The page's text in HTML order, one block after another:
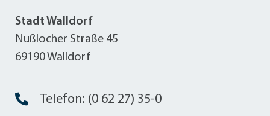
Stadt Walldorf
Nußlocher Straße 45
69190 Walldorf
Telefon: (0 62 27) 35-0